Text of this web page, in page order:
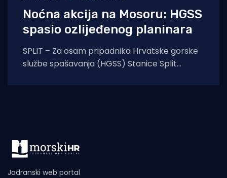
Noćna akcija na Mosoru: HGSS
spasio ozlijeđenog planinara
SPLIT – Za osam pripadnika Hrvatske gorske
službe spašavanja (HGSS) Stanice Split
Jadranski web portal